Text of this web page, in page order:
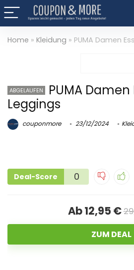
Home » Kleidung » PUMA Damen
ABGELAUFEN
PUMA Damen
Leggings
couponmore 23/12/2024
Deal-Score 0
Ab 12,95 €
ZUM DEAL